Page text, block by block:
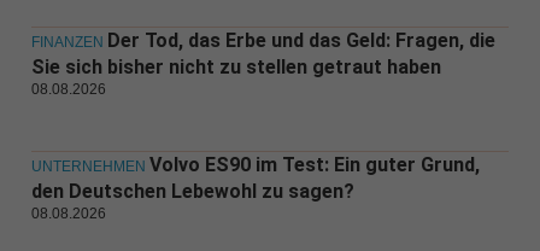
FINANZEN Der Tod, das Erbe und das Geld: Fragen, die
Sie sich bisher nicht zu stellen getraut haben
08.08.2026
UNTERNEHMEN Volvo ES90 im Test: Ein guter Grund,
den Deutschen Lebewohl zu sagen?
08.08.2026